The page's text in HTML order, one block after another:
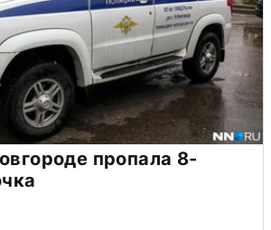
пропала 8-